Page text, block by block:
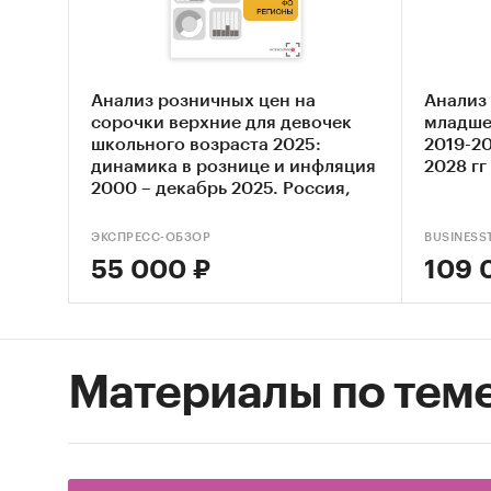
Анализ розничных цен на
сорочки верхние для девочек
школьного возраста 2025:
динамика в рознице и инфляция
2000 – декабрь 2025. Россия,
ЭКСПРЕСС-ОБЗОР
55 000 ₽
2019-
2028 гг
109
Материалы по